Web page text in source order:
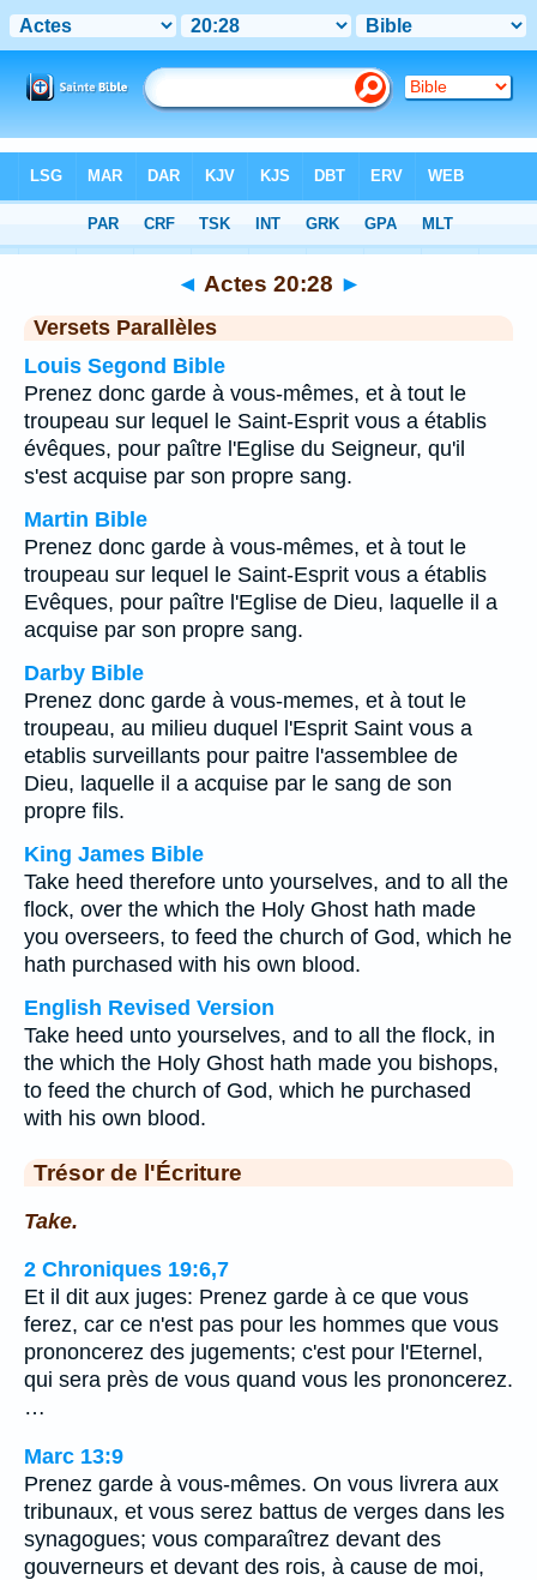
Chapitre 20> Verset 28
◄ Actes 20:28 ►
Versets Parallèles
Louis Segond Bible
Prenez donc garde à vous-mêmes, et à tout le
troupeau sur lequel le Saint-Esprit vous a établis
évêques, pour paître l'Eglise du Seigneur, qu'il
s'est acquise par son propre sang.
Martin Bible
Prenez donc garde à vous-mêmes, et à tout le
troupeau sur lequel le Saint-Esprit vous a établis
Evêques, pour paître l'Eglise de Dieu, laquelle il a
acquise par son propre sang.
Darby Bible
Prenez donc garde à vous-memes, et à tout le
troupeau, au milieu duquel l'Esprit Saint vous a
etablis surveillants pour paitre l'assemblee de
Dieu, laquelle il a acquise par le sang de son
propre fils.
King James Bible
Take heed therefore unto yourselves, and to all the
flock, over the which the Holy Ghost hath made
you overseers, to feed the church of God, which he
hath purchased with his own blood.
English Revised Version
Take heed unto yourselves, and to all the flock, in
the which the Holy Ghost hath made you bishops,
to feed the church of God, which he purchased
with his own blood.
Trésor de l'Écriture
Take.
2 Chroniques 19:6,7
Et il dit aux juges: Prenez garde à ce que vous
ferez, car ce n'est pas pour les hommes que vous
prononcerez des jugements; c'est pour l'Eternel,
qui sera près de vous quand vous les prononcerez.
…
Marc 13:9
Prenez garde à vous-mêmes. On vous livrera aux
tribunaux, et vous serez battus de verges dans les
synagogues; vous comparaîtrez devant des
gouverneurs et devant des rois, à cause de moi,